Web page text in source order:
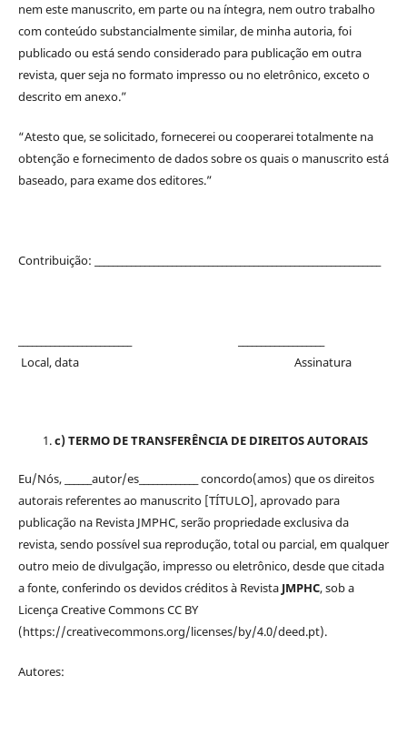
nem este manuscrito, em parte ou na íntegra, nem outro trabalho
com conteúdo substancialmente similar, de minha autoria, foi
publicado ou está sendo considerado para publicação em outra
revista, quer seja no formato impresso ou no eletrônico, exceto o
descrito em anexo.”
“Atesto que, se solicitado, fornecerei ou cooperarei totalmente na
obtenção e fornecimento de dados sobre os quais o manuscrito está
baseado, para exame dos editores.”
Contribuição: _______________________________________________________________
Local, data Assinatura
c) TERMO DE TRANSFERÊNCIA DE DIREITOS AUTORAIS
Eu/Nós, ______autor/es_____________ concordo(amos) que os direitos
autorais referentes ao manuscrito [TÍTULO], aprovado para
publicação na Revista JMPHC, serão propriedade exclusiva da
revista, sendo possível sua reprodução, total ou parcial, em qualquer
outro meio de divulgação, impresso ou eletrônico, desde que citada
a fonte, conferindo os devidos créditos à Revista JMPHC, sob a
Licença Creative Commons CC BY
(https://creativecommons.org/licenses/by/4.0/deed.pt).
Autores: